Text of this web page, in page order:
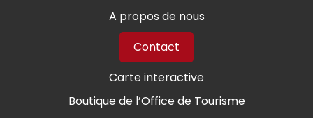
A propos de nous
Contact
Carte interactive
Boutique de l’Office de Tourisme